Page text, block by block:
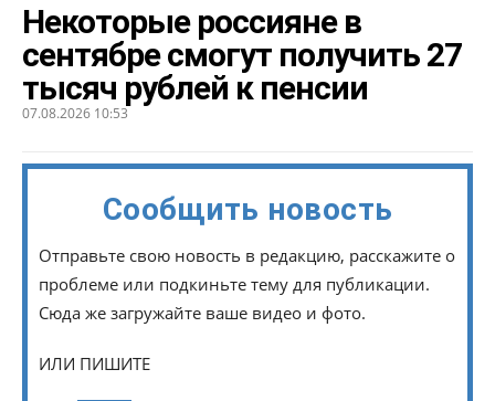
Некоторые россияне в
сентябре смогут получить 27
тысяч рублей к пенсии
07.08.2026 10:53
Сообщить новость
Отправьте свою новость в редакцию, расскажите о
проблеме или подкиньте тему для публикации.
Сюда же загружайте ваше видео и фото.
ИЛИ ПИШИТЕ